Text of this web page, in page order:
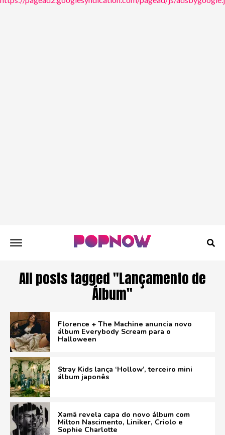
All posts tagged "Lançamento de
Álbum"
Florence + The Machine anuncia novo
álbum Everybody Scream para o
Halloween
Stray Kids lança ‘Hollow’, terceiro mini
álbum japonês
Xamã revela capa do novo álbum com
Milton Nascimento, Liniker, Criolo e
Sophie Charlotte